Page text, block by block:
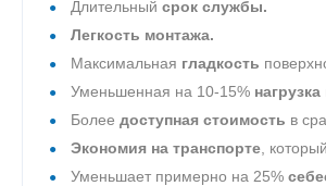
Длительный срок службы.
Легкость монтажа.
Максимальная гладкость
Уменьшенная на 10-15%
Более доступная стоимость в
Экономия на транспорте ,
Уменьшает примерно на 25%